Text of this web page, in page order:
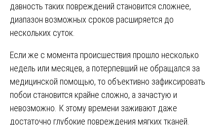
давность таких повреждений становится сложнее,
диапазон возможных сроков расширяется до
нескольких суток.
Если же с момента происшествия прошло несколько
недель или месяцев, а потерпевший не обращался за
медицинской помощью, то объективно зафиксировать
побои становится крайне сложно, а зачастую и
невозможно. К этому времени заживают даже
достаточно глубокие повреждения мягких тканей.